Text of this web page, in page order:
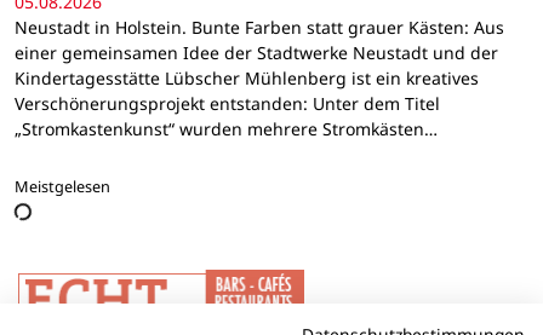
Neustadt in Holstein. Bunte Farben statt grauer Kästen: Aus
einer gemeinsamen Idee der Stadtwerke Neustadt und der
Kindertagesstätte Lübscher Mühlenberg ist ein kreatives
Verschönerungsprojekt entstanden: Unter dem Titel
„Stromkastenkunst“ wurden mehrere Stromkästen…
Meistgelesen